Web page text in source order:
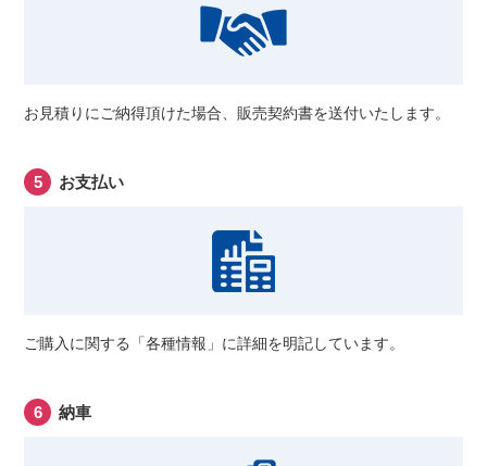
お見積りにご納得頂けた場合、販売契約書を送付いたします。
お支払い
ご購入に関する「各種情報」に詳細を明記しています。
納車